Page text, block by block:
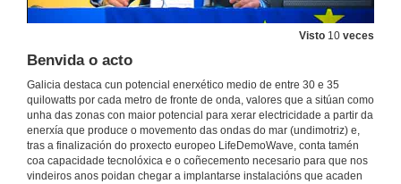
Visto 10 veces
Benvida o acto
Galicia destaca cun potencial enerxético medio de entre 30 e 35
quilowatts por cada metro de fronte de onda, valores que a sitúan como
unha das zonas con maior potencial para xerar electricidade a partir da
enerxía que produce o movemento das ondas do mar (undimotriz) e,
tras a finalización do proxecto europeo LifeDemoWave, conta tamén
coa capacidade tecnolóxica e o coñecemento necesario para que nos
vindeiros anos poidan chegar a implantarse instalacións que acaden